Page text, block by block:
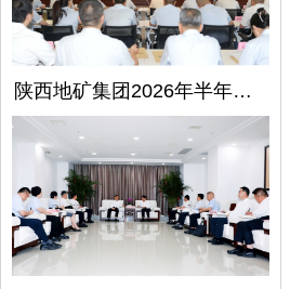
陕西地矿集团2026年半年工作会议在西安召开